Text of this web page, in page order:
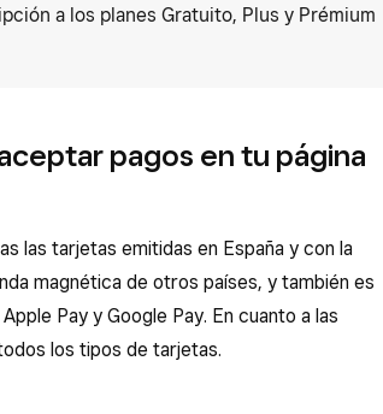
a los planes Gratuito, Plus y Prémium
pagos en tu página
las tarjetas emitidas en España y con la
magnética de otros países, y también es
Pay y Google Pay. En cuanto a las
los tipos de tarjetas.